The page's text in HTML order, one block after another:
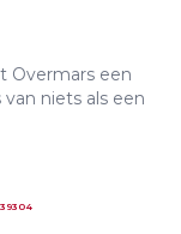
Overmars een
niets als een
39304